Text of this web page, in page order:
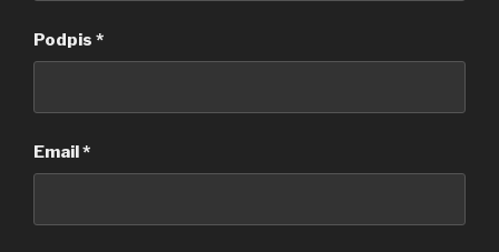
Podpis *
Email*